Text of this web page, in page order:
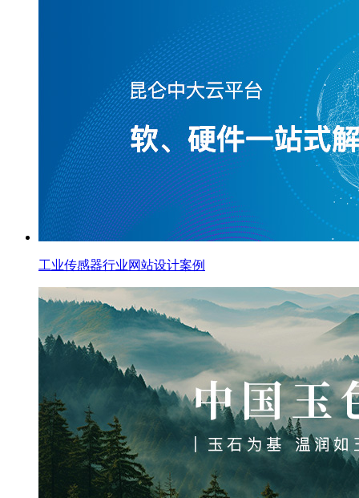
工业传感器行业网站设计案例